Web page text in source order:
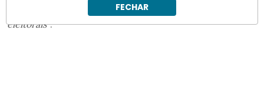
confusão entre o erário e interesses privados ou
eleitorais”.
FECHAR